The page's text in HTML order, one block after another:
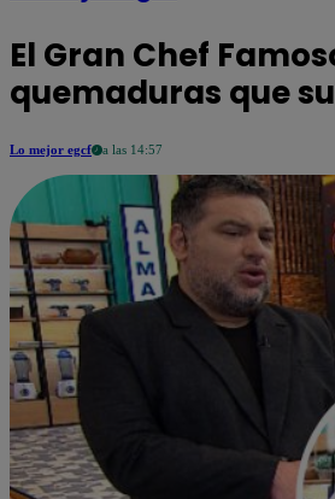
El Gran Chef
quemaduras que
Lo mejor egcf a las 14:57